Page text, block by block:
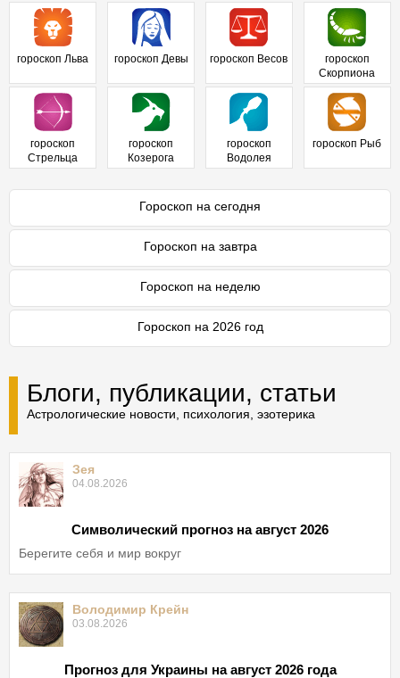
гороскоп Льва гороскоп Девы гороскоп Весов
гороскоп
Скорпиона
гороскоп
Стрельца
гороскоп
Козерога
гороскоп
Водолея
гороскоп Рыб
Гороскоп на сегодня
Гороскоп на завтра
Гороскоп на неделю
Гороскоп на 2026 год
Блоги, публикации, статьи
Астрологические новости, психология, эзотерика
Зея
04.08.2026
Символический прогноз на август 2026
Берегите себя и мир вокруг
Володимир Крейн
03.08.2026
Прогноз для Украины на август 2026 года